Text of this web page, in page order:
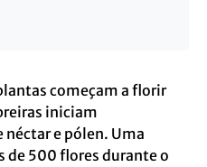
começam a florir
iniciam
e pólen. Uma
de 500 flores durante o